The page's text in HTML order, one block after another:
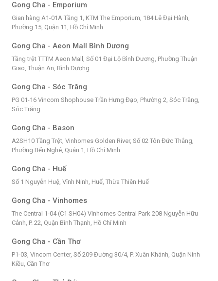
Gong Cha - Emporium
Gian hàng A1-01A Tầng 1, KTM The Emporium, 184 Lê Đại Hành,
Phường 15, Quận 11, Hồ Chí Minh
Gong Cha - Aeon Mall Bình Dương
Tầng trệt TTTM Aeon Mall, Số 01 Đại Lộ Bình Dương, Phường Thuận
Giao, Thuận An, Bình Dương
Gong Cha - Sóc Trăng
PG 01-16 Vincom Shophouse Trần Hưng Đạo, Phường 2, Sóc Trăng,
Sóc Trăng
Gong Cha - Bason
A2SH10 Tầng Trệt, Vinhomes Golden River, Số 02 Tôn Đức Thắng,
Phường Bến Nghé, Quận 1, Hồ Chí Minh
Gong Cha - Huế
Số 1 Nguyễn Huệ, Vĩnh Ninh, Huế, Thừa Thiên Huế
Gong Cha - Vinhomes
The Central 1-04 (C1 SH04) Vinhomes Central Park 208 Nguyễn Hữu
Cảnh, P. 22, Quận Bình Thạnh, Hồ Chí Minh
Gong Cha - Cần Thơ
P1-03, Vincom Center, Số 209 Đường 30/4, P. Xuân Khánh, Quận Ninh
Kiều, Cần Thơ